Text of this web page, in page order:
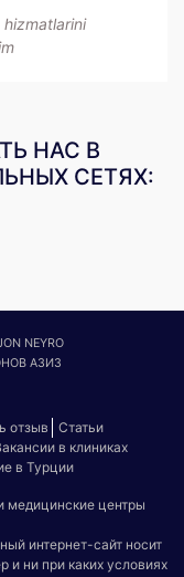
hizmatlarini
НАС В
СЕТЯХ:
NEYRO
АЗИЗ
отзыв
Статьи
в клиниках
в Турции
медицинские центры
интернет-сайт носит
и ни при каких условиях